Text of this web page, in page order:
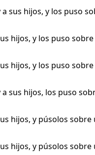
sus hijos, y los puso
hijos, y los puso
hijos, y los puso
sus hijos, los puso
hijos, y púsolos
hijos, y púsolos